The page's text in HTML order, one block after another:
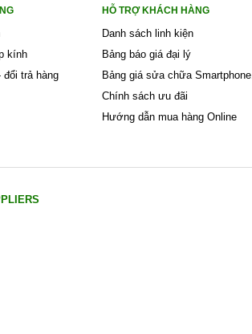
kính
đổi trả hàng
HỖ TRỢ KHÁCH HÀNG
Danh sách linh kiện
Bảng báo giá đại lý
Bảng giá sửa chữa Smartphone.
Chính sách ưu đãi
Hướng dẫn mua hàng Online